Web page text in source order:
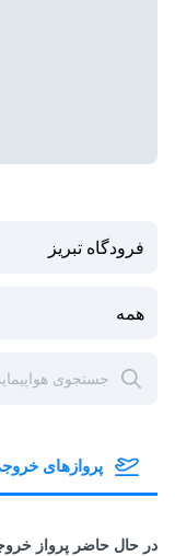
پروازهای
در حال حاضر پرواز